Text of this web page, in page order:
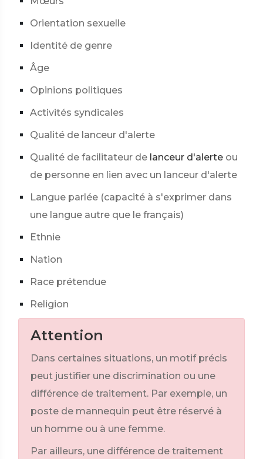
Orientation sexuelle
Identité de genre
Âge
Opinions politiques
Activités syndicales
Qualité de lanceur d'alerte
Qualité de facilitateur de lanceur d'alerte ou
de personne en lien avec un lanceur d'alerte
Langue parlée (capacité à s'exprimer dans
une langue autre que le français)
Ethnie
Nation
Race prétendue
Religion
Attention
Dans certaines situations, un motif précis
peut justifier une discrimination ou une
différence de traitement. Par exemple, un
poste de mannequin peut être réservé à
un homme ou à une femme.
Par ailleurs, une différence de traitement